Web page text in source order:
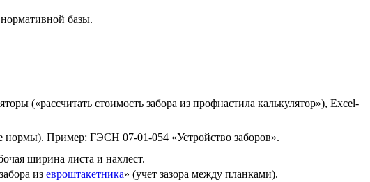
базы.
(«рассчитать стоимость забора из профнастила калькулятор»), Excel-
нормы). Пример: ГЭСН 07-01-054 «Устройство заборов».
ширина листа и нахлест.
из евроштакетника» (учет зазора между планками).